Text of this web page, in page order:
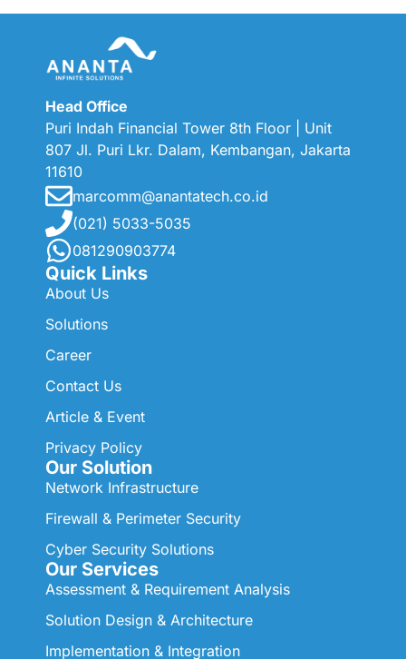
Head Office
Puri Indah Financial Tower 8th Floor | Unit
807 Jl. Puri Lkr. Dalam, Kembangan, Jakarta
11610
marcomm@anantatech.co.id
(021) 5033-5035
081290903774
Quick Links
About Us
Solutions
Career
Contact Us
Article & Event
Privacy Policy
Our Solution
Network Infrastructure
Firewall & Perimeter Security
Cyber Security Solutions
Our Services
Assessment & Requirement Analysis
Solution Design & Architecture
Implementation & Integration